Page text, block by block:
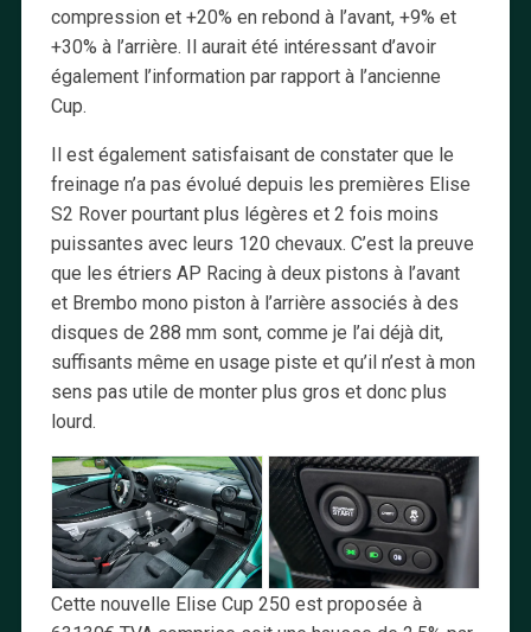
compression et +20% en rebond à l’avant, +9% et
+30% à l’arrière. Il aurait été intéressant d’avoir
également l’information par rapport à l’ancienne
Cup.
Il est également satisfaisant de constater que le
freinage n’a pas évolué depuis les premières Elise
S2 Rover pourtant plus légères et 2 fois moins
puissantes avec leurs 120 chevaux. C’est la preuve
que les étriers AP Racing à deux pistons à l’avant
et Brembo mono piston à l’arrière associés à des
disques de 288 mm sont, comme je l’ai déjà dit,
suffisants même en usage piste et qu’il n’est à mon
sens pas utile de monter plus gros et donc plus
lourd.
Cette nouvelle Elise Cup 250 est proposée à